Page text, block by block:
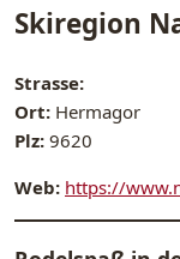
Skiregion
Strasse:
Ort: Hermagor
Plz: 9620
Web: https://